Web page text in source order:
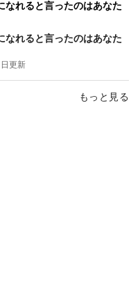
なれると言ったのはあなた
なれると言ったのはあなた
更新
もっと見る